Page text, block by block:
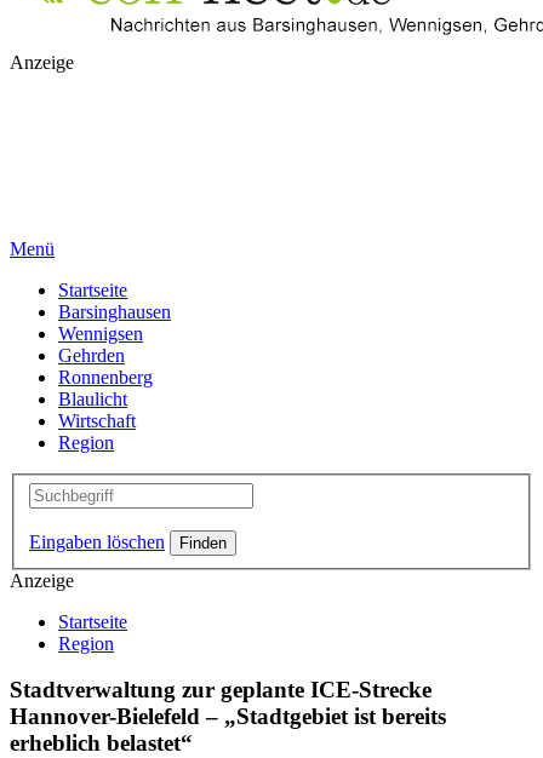
Anzeige
Menü
Startseite
Barsinghausen
Wennigsen
Gehrden
Ronnenberg
Blaulicht
Wirtschaft
Region
Eingaben löschen
Anzeige
Startseite
Region
Stadtverwaltung zur geplante ICE-Strecke
Hannover-Bielefeld – „Stadtgebiet ist bereits
erheblich belastet“